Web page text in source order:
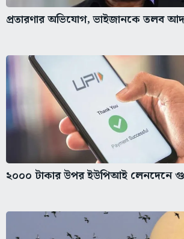
প্রতারণার অভিযোগ, ভাইজানকে তলব
২০০০ টাকার উপর ইউপিআই লেনদেনে